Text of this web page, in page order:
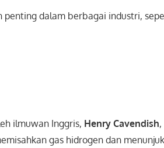
penting dalam berbagai industri,
ilmuwan Inggris, Henry Cavendish
gas hidrogen dan